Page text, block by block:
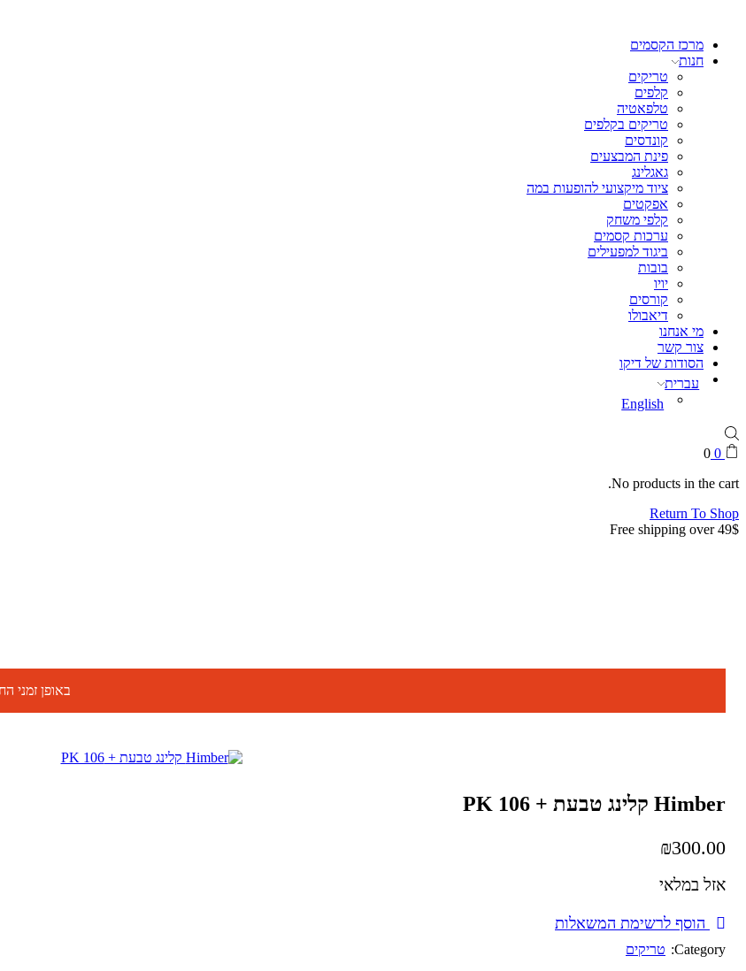
מרכז הקסמים
חנות
טריקים
קלפים
טלפאטיה
טריקים בקלפים
קונדסים
פינת המבצעים
גאגלינג
ציוד מיקצועי להופעות במה
אפקטים
קלפי משחק
ערכות קסמים
ביגוד למפעילים
בובות
יויו
קורסים
דיאבולו
מי אנחנו
צור קשר
הסודות של דיקו
עברית
English
0
0
No products in the cart.
Return To Shop
Free shipping over 49$
באופן זמני
Himber קלינג טבעת + PK 106
₪300.00
אזל במלאי
הוסף לרשימת המשאלות
Category: טריקים